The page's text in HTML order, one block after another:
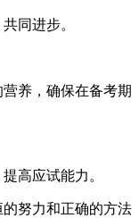
同进步。
养，确保在备考期
高应试能力。
努力和正确的方法